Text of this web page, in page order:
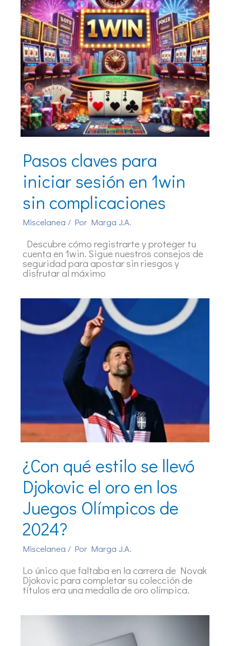
Pasos claves para
iniciar sesión en 1win
sin complicaciones
Miscelanea / Por Marga J.A.
Descubre cómo registrarte y proteger tu
cuenta en 1win. Sigue nuestros consejos de
seguridad para apostar sin riesgos y
disfrutar al máximo
¿Con qué estilo se llevó
Djokovic el oro en los
Juegos Olímpicos de
2024?
Miscelanea / Por Marga J.A.
Lo único que faltaba en la carrera de Novak
Djokovic para completar su colección de
títulos era una medalla de oro olímpica.